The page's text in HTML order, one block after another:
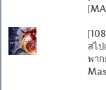
สไ
พา